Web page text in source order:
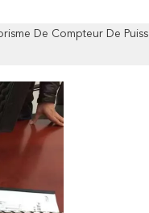
De Compteur De